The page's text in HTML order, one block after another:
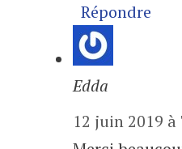
Répondre
Edda
12 juin 2019